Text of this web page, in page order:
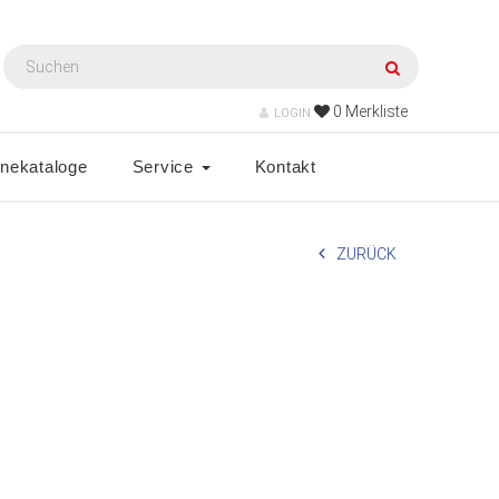
LOGIN 0 Merkliste
Service Kontakt
ZURÜCK